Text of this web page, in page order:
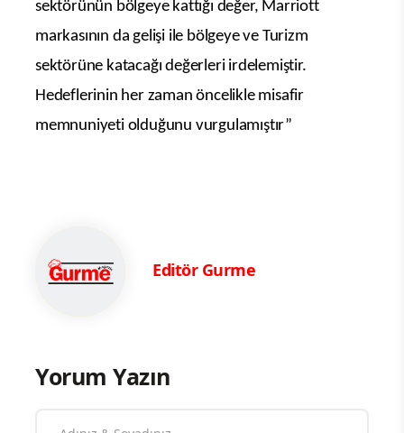
fitness ekipmanlarıyla rahatlığı ve konforu
birleştiren İstanbul Marriott Hotel Pendik,
İstanbul Anadolu yakasında bulunan merkezi
konumu, Sabiha Gökçen Uluslararası Havalimanı,
Marinalar, Alışveriş Merkezlerine ve metro